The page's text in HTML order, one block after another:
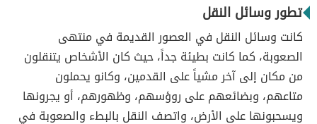
تطور وسائل النقل
كانت وسائل النقل في العصور القديمة في منتهى
الصعوبة، كما كانت بطيئة جداً، حيث كان الأشخاص يتنقلون
من مكان إلى آخر مشياً على القدمين، وكانو يحملون
متاعهم، وبضائعهم على روؤسهم، وظهورهم، أو يجرونها
ويسحبونها على الأرض، واتصف النقل بالبطء والصعوبة في